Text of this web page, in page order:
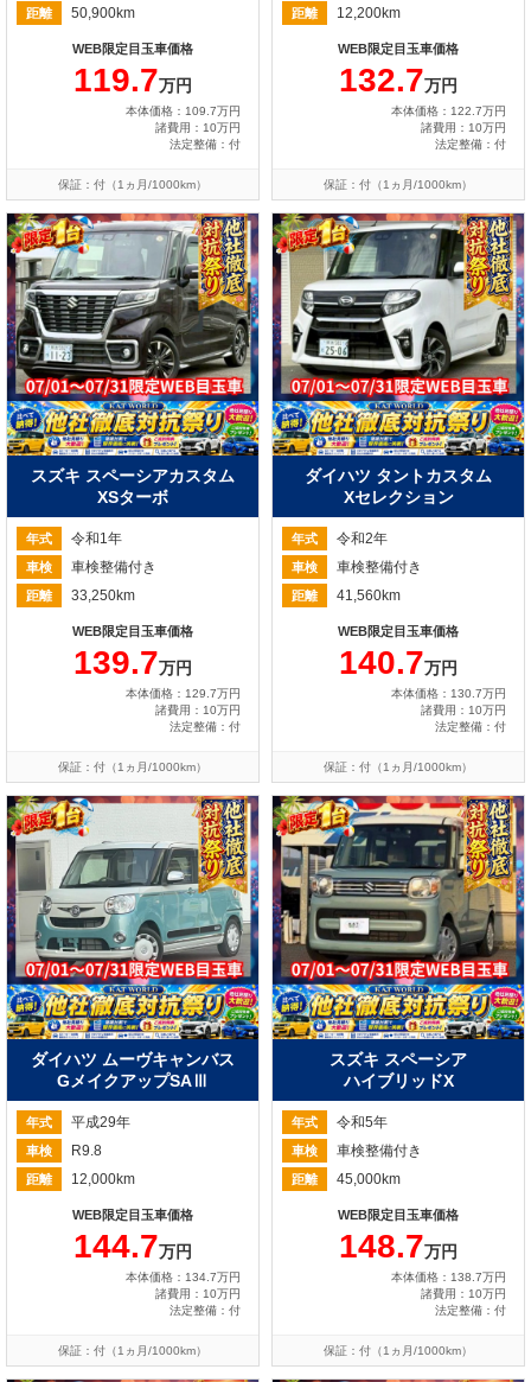
距離 50,900km
WEB限定目玉車価格
119.7万円
本体価格：109.7万円
諸費用：10万円
法定整備：付
保証：付（1ヵ月/1000km）
距離 12,200km
WEB限定目玉車価格
132.7万円
本体価格：122.7万円
諸費用：10万円
法定整備：付
保証：付（1ヵ月/1000km）
スズキ スペーシアカスタム
XSターボ
年式 令和1年
車検 車検整備付き
距離 33,250km
WEB限定目玉車価格
139.7万円
本体価格：129.7万円
諸費用：10万円
法定整備：付
保証：付（1ヵ月/1000km）
ダイハツ タントカスタム
Xセレクション
年式 令和2年
車検 車検整備付き
距離 41,560km
WEB限定目玉車価格
140.7万円
本体価格：130.7万円
諸費用：10万円
法定整備：付
保証：付（1ヵ月/1000km）
ダイハツ ムーヴキャンバス
GメイクアップSAⅢ
年式 平成29年
車検 R9.8
距離 12,000km
WEB限定目玉車価格
144.7万円
本体価格：134.7万円
諸費用：10万円
法定整備：付
保証：付（1ヵ月/1000km）
スズキ スペーシア
ハイブリッドX
年式 令和5年
車検 車検整備付き
距離 45,000km
WEB限定目玉車価格
148.7万円
本体価格：138.7万円
諸費用：10万円
法定整備：付
保証：付（1ヵ月/1000km）